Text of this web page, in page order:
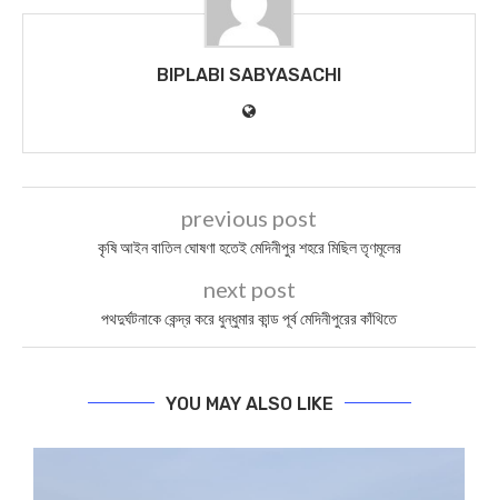
BIPLABI SABYASACHI
previous post
কৃষি আইন বাতিল ঘোষণা হতেই মেদিনীপুর শহরে মিছিল তৃণমূলের
next post
পথদুর্ঘটনাকে কেন্দ্র করে ধুন্ধুমার কান্ড পূর্ব মেদিনীপুরের কাঁথিতে
YOU MAY ALSO LIKE